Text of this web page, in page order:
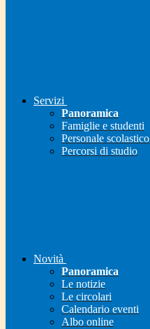
Servizi
Panoramica
Famiglie e studenti
Personale scolastico
Percorsi di studio
Novità
Panoramica
Le notizie
Le circolari
Calendario eventi
Albo online